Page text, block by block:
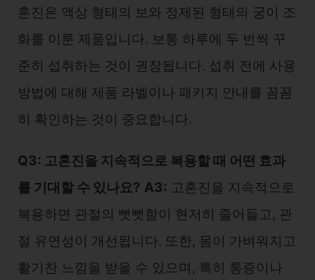
혼진은 액상 형태의 보와 정제된 형태의 궁이 조
화를 이룬 제품입니다. 보통 하루에 두 번씩 꾸
준히 섭취하는 것이 권장됩니다. 섭취 전에 사용
방법에 대해 제품 라벨이나 패키지 안내를 꼼꼼
히 확인하는 것이 중요합니다.
Q3: 고혼진을 지속적으로 복용할 때 어떤 효과
를 기대할 수 있나요? A3: 고혼진을 지속적으로
복용하면 관절의 뻣뻣함이 현저히 줄어들고, 관
절 유연성이 개선됩니다. 또한, 몸이 가벼워지고
활기찬 느낌을 받을 수 있으며, 특히 통증이나